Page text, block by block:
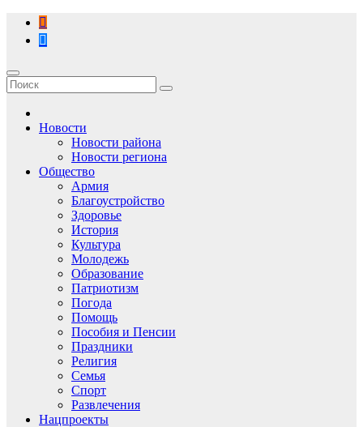
Перейти
содержимому
Новости
Новости района
Новости региона
Общество
Армия
Благоустройство
Здоровье
История
Культура
Молодежь
Образование
Патриотизм
Погода
Помощь
Пособия и Пенсии
Праздники
Религия
Семья
Спорт
Развлечения
Нацпроекты